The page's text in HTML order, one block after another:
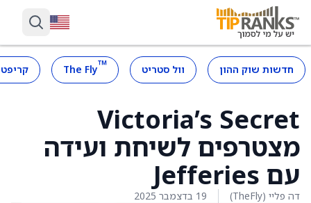
חדשות שוק ההון וול סטריט ™
The Fly
Victoria’s Secret
מצטרפים לשיחת ועידה
עם Jefferies
דה פליי (TheFly) 19 בדצמבר 2025